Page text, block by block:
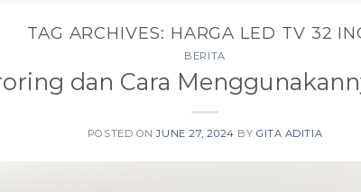
TAG ARCHIVES: HARGA LED TV 32
BERITA
dan Cara
POSTED ONJUNE 27, 2024 BY GITA ADITIA